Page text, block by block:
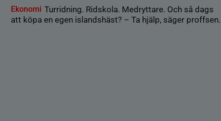
Ekonomi Turridning. Ridskola. Medryttare. Och så dags
att köpa en egen islandshäst? – Ta hjälp, säger proffsen.